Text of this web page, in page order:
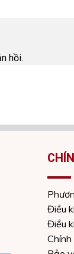
hồi.
Điều
Điều